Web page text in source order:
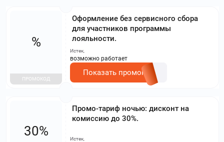
Оформление без сервисного сбора
для участников программы
лояльности.
%
ПРОМОКОД
Истек,
возможно работает
Показать промокод
Промо-тариф ночью: дисконт на
комиссию до 30%.
30%
Истек,